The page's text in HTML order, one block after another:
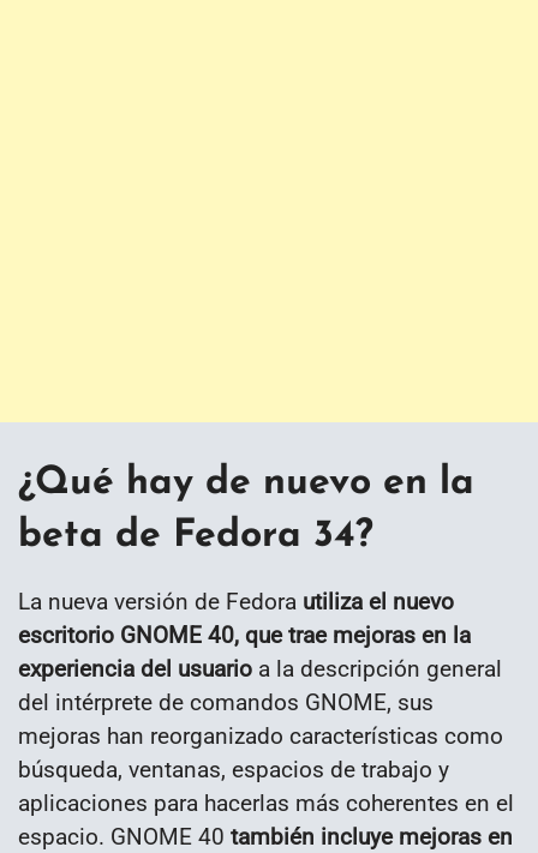
¿Qué hay de nuevo en la
beta de Fedora 34?
La nueva versión de Fedora utiliza el nuevo
escritorio GNOME 40, que trae mejoras en la
experiencia del usuario a la descripción general
del intérprete de comandos GNOME, sus
mejoras han reorganizado características como
búsqueda, ventanas, espacios de trabajo y
aplicaciones para hacerlas más coherentes en el
espacio. GNOME 40 también incluye mejoras en